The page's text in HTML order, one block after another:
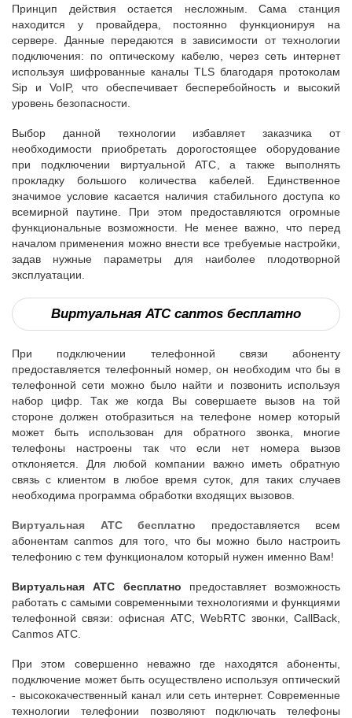
Принцип действия остается несложным. Сама станция
находится у провайдера, постоянно функционируя на
сервере. Данные передаются в зависимости от технологии
подключения: по оптическому кабелю, через сеть интернет
используя шифрованные каналы TLS благодаря протоколам
Sip и VoIP, что обеспечивает бесперебойность и высокий
уровень безопасности.
Выбор данной технологии избавляет заказчика от
необходимости приобретать дорогостоящее оборудование
при подключении виртуальной АТС, а также выполнять
прокладку большого количества кабелей. Единственное
значимое условие касается наличия стабильного доступа ко
всемирной паутине.
При этом предоставляются огромные
функциональные возможности. Не менее важно, что перед
началом применения можно внести все требуемые настройки,
задав нужные параметры для наиболее плодотворной
эксплуатации.
Виртуальная АТС canmos бесплатно
При подключении телефонной связи абоненту
предоставляется телефонный номер, он необходим что бы в
телефонной сети можно было найти и позвонить используя
набор цифр. Так же когда Вы совершаете вызов на той
стороне должен отобразиться на телефоне номер который
может быть использован для обратного звонка, многие
телефоны настроены так что если нет номера вызов
отклоняется. Для любой компании важно иметь обратную
связь с клиентом в любое время суток, для таких случаев
необходима программа обработки входящих вызовов.
Виртуальная АТС бесплатно предоставляется всем
абонентам canmos для того, что бы можно было настроить
телефонию с тем функционалом который нужен именно Вам!
Виртуальная АТС бесплатно предоставляет возможность
работать с самыми современными технологиями и функциями
телефонной связи: офисная АТС, WebRTC звонки, CallBack,
Canmos АТС.
При этом совершенно неважно где находятся абоненты,
подключение может быть осуществлено используя оптический
- высококачественный канал или сеть интернет. Современные
технологии телефонии позволяют подключать телефоны